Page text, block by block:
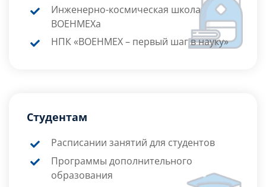
Инженерно-космическая школа
ВОЕНМЕХа
НПК «ВОЕНМЕХ – первый шаг в науку»
Студентам
Расписании занятий для студентов
Программы дополнительного
образования